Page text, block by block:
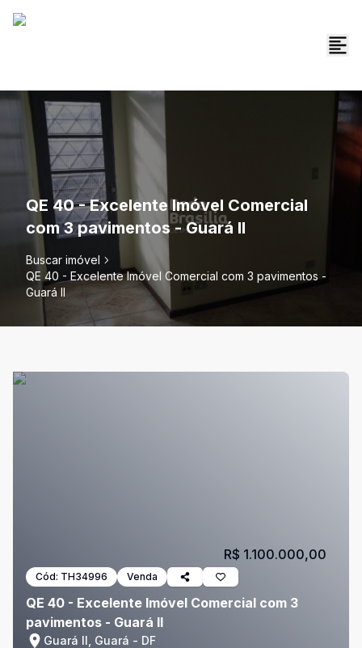
QE 40 - Excelente Imóvel Comercial
com 3 pavimentos - Guará II
Buscar imóvel
QE 40 - Excelente Imóvel Comercial com 3 pavimentos -
Guará II
Cód: TH34996 Venda
QE 40 - Excelente Imóvel Comercial com 3
pavimentos - Guará II
Guará II, Guará - DF
R$ 1.100.000,00